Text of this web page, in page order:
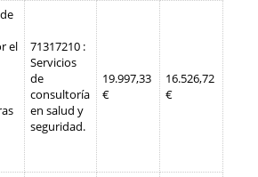
el
71317210 :
Servicios
de
consultoría
en salud y
seguridad.
19.997,33
€
16.526,72
€